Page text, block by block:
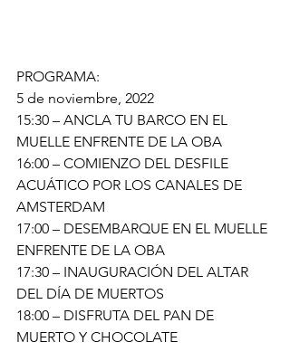
PROGRAMA:
5 de noviembre, 2022
15:30 – ANCLA TU BARCO EN EL
MUELLE ENFRENTE DE LA OBA
16:00 – COMIENZO DEL DESFILE
ACUÁTICO POR LOS CANALES DE
AMSTERDAM
17:00 – DESEMBARQUE EN EL MUELLE
ENFRENTE DE LA OBA
17:30 – INAUGURACIÓN DEL ALTAR
DEL DÍA DE MUERTOS
18:00 – DISFRUTA DEL PAN DE
MUERTO Y CHOCOLATE